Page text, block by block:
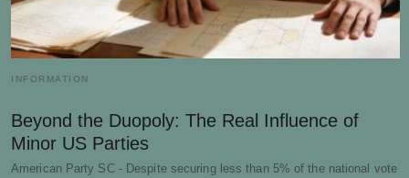
INFORMATION
Beyond the Duopoly: The Real Influence of
Minor US Parties
American Party SC - Despite securing less than 5% of the national vote